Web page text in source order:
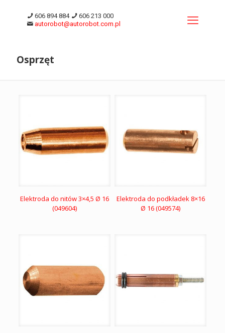
606 894 884
606 213 000
autorobot@autorobot.com.pl
Osprzęt
Elektroda do nitów 3×4,5 Ø 16
(049604)
Elektroda do podkładek 8×16
Ø 16 (049574)